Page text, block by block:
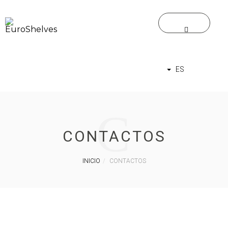
ES
C
CONTACTOS
INICIO CONTACTOS